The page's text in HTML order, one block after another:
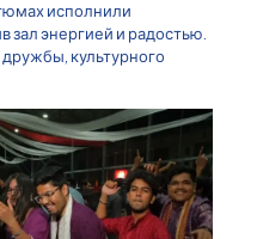
исполнили
зал энергией и радостью.
культурного